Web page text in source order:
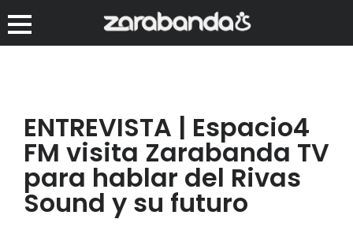
ENTREVISTA | Espacio4
FM visita Zarabanda TV
para hablar del Rivas
Sound y su futuro